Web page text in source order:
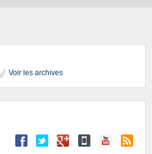
Voir les archives